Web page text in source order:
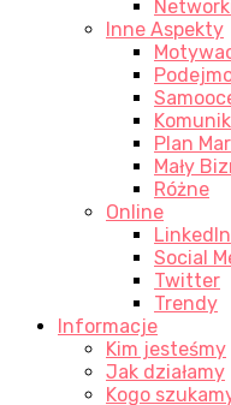
Inne Aspekty
Plan
Mały
Różne
Online
LinkedIn
Social
Twitter
Trendy
Informacje
Kim jesteśmy
Jak działamy
Kogo